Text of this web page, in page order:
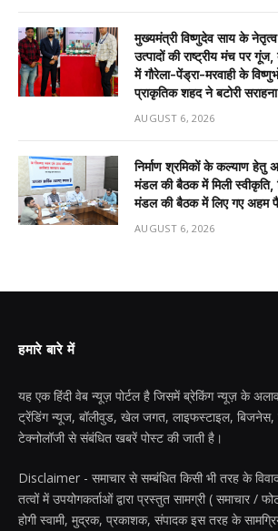
मुख्यमंत्री विष्णुदेव साय के
उत्पादों की राष्ट्रीय मंच पर
में गौरेला-पेंड्रा-मरवाही के
प्राकृतिक शहद ने बटोरी
AUGUST 6, 2026
निर्माण श्रमिकों के कल्याण हेतु
मंडल की बैठक में मिली स्वीकृति,
मंडल की बैठक में लिए गए
AUGUST 6, 2026
हमारे बारे में
यह एक हिंदी वेब न्यूज़ पोर्टल है जिसमें ब्रेकिंग न्यूज़ के
ट्रेंडिंग न्यूज, बॉलीवुड, खेल जगत, लाइफस्टाइल, बिजनेस,
टेक्नोलॉजी से संबंधित खबरें पोस्ट की जाती है।
Disclaimer - समाचार से सम्बंधित किसी भी तरह के
तत्वों में उपयोगकर्ताओं द्वारा प्रस्तुत सामग्री ( समाचार /
होगी स्वामी, मुद्रक, प्रकाशक, संपादक इस तरह के